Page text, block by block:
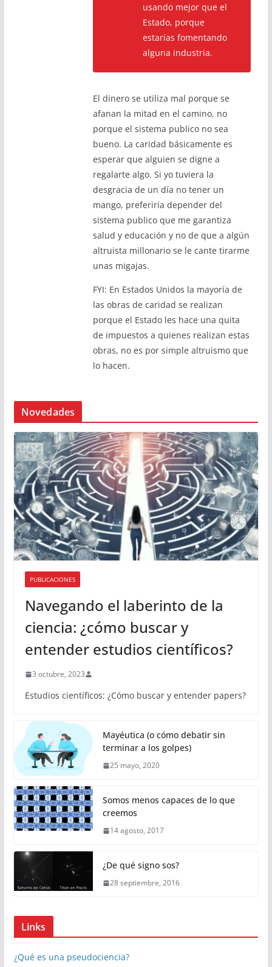
usando mejor que el
Estado, porque
estarías fomentando
alguna industria.
El dinero se utiliza mal porque se
afanan la mitad en el camino, no
porque el sistema publico no sea
bueno. La caridad básicamente es
esperar que alguien se digne a
regalarte algo. Si yo tuviera la
desgracia de un día no tener un
mango, preferiría depender del
sistema publico que me garantiza
salud y educación y no de que a algún
altruista millonario se le cante tirarme
unas migajas.
FYI: En Estados Unidos la mayoría de
las obras de caridad se realizan
porque el Estado les hace una quita
de impuestos a quienes realizan estas
obras, no es por simple altruismo que
lo hacen.
Novedades
PUBLICACIONES
Navegando el laberinto de la
ciencia: ¿cómo buscar y
entender estudios científicos?
3 octubre, 2023
Estudios científicos: ¿Cómo buscar y entender papers?
Mayéutica (o cómo debatir sin
terminar a los golpes)
25 mayo, 2020
Somos menos capaces de lo que
creemos
14 agosto, 2017
¿De qué signo sos?
28 septiembre, 2016
Links
¿Qué es una pseudociencia?